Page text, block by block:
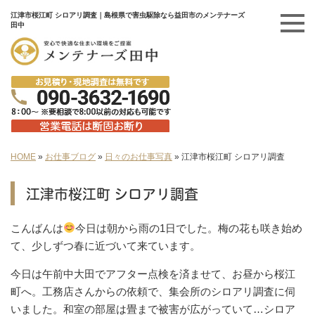
江津市桜江町 シロアリ調査｜島根県で害虫駆除なら益田市のメンテナーズ
田中
HOME » お仕事ブログ » 日々のお仕事写真 » 江津市桜江町 シロアリ調査
江津市桜江町 シロアリ調査
こんばんは
今日は朝から雨の1日でした。梅の花も咲き始め
て、少しずつ春に近づいて来ています。
今日は午前中大田でアフター点検を済ませて、お昼から桜江
町へ。工務店さんからの依頼で、集会所のシロアリ調査に伺
いました。和室の部屋は畳まで被害が広がっていて…シロア